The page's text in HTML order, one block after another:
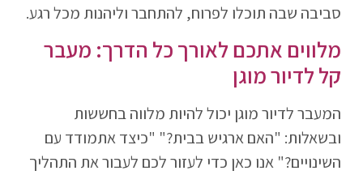
סביבה שבה תוכלו לפרוח, להתחבר וליהנות מכל רגע.
מלווים אתכם לאורך כל הדרך: מעבר
קל לדיור מוגן
המעבר לדיור מוגן יכול להיות מלווה בחששות
ובשאלות: "האם ארגיש בבית?" "כיצד אתמודד עם
השינויים?" אנו כאן כדי לעזור לכם לעבור את התהליך